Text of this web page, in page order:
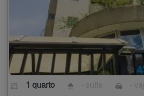
1 quarto